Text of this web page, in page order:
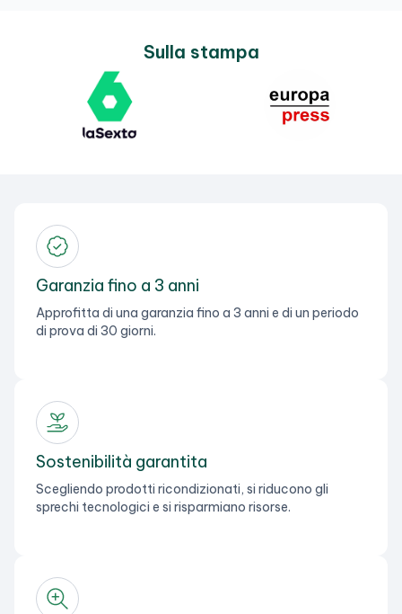
Sulla stampa
Garanzia fino a 3 anni
Approfitta di una garanzia fino a 3 anni e di un periodo
di prova di 30 giorni.
Sostenibilità garantita
Scegliendo prodotti ricondizionati, si riducono gli
sprechi tecnologici e si risparmiano risorse.